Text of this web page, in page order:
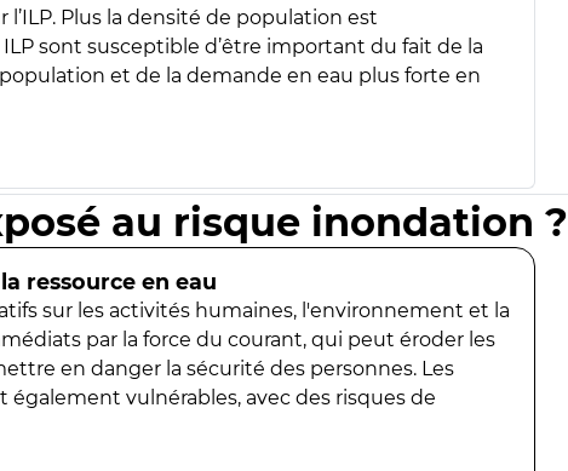
Plus la densité de population est
sont susceptible d’être important du fait de la
et de la demande en eau plus forte en
au risque inondation ?
ressource en eau
sur les activités humaines, l'environnement et la
par la force du courant, qui peut éroder les
en danger la sécurité des personnes. Les
vulnérables, avec des risques de